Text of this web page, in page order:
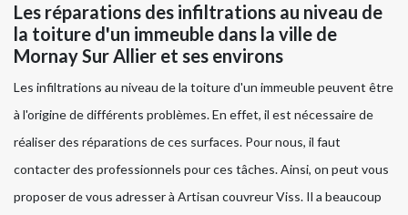
Les réparations des infiltrations au niveau de
la toiture d'un immeuble dans la ville de
Mornay Sur Allier et ses environs
Les infiltrations au niveau de la toiture d'un immeuble peuvent être
à l'origine de différents problèmes. En effet, il est nécessaire de
réaliser des réparations de ces surfaces. Pour nous, il faut
contacter des professionnels pour ces tâches. Ainsi, on peut vous
proposer de vous adresser à Artisan couvreur Viss. Il a beaucoup